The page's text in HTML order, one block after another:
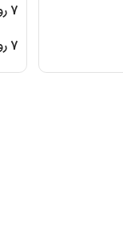
7 روز گارانتی تعویض
7 روز بازگشت وجه